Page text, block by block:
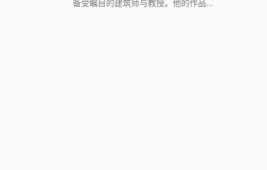
Bigmat奖等多项重要奖项。XDGA主张
备受瞩目的建筑师与教授。他的作品深